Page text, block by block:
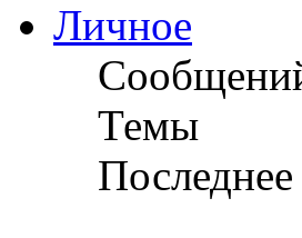
Личное
Темы